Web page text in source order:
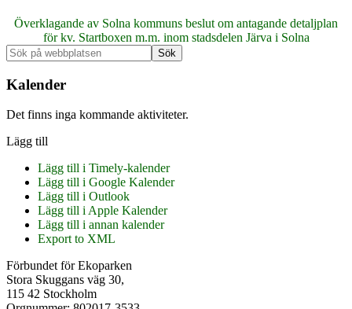
Överklagande av Solna kommuns beslut om antagande detaljplan
för kv. Startboxen m.m. inom stadsdelen Järva i Solna
Primärt
sidofält
Sök
på
webbplatsen
Kalender
Det finns inga kommande aktiviteter.
Lägg till
Lägg till i Timely-kalender
Lägg till i Google Kalender
Lägg till i Outlook
Lägg till i Apple Kalender
Lägg till i annan kalender
Export to XML
Footer
Förbundet för Ekoparken
Stora Skuggans väg 30,
115 42 Stockholm